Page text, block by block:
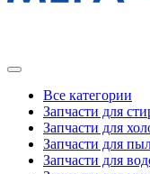
Все категории
Запчасти для
Запчасти для
Запчасти для
Запчасти для